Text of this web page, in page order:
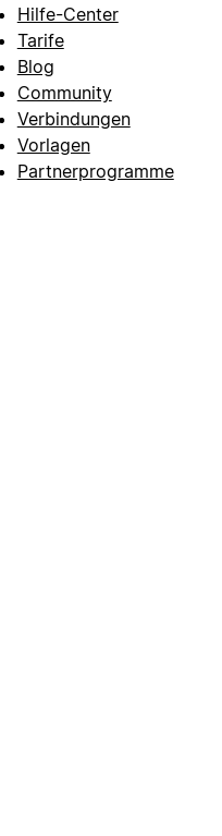
Hilfe-Center
Tarife
Blog
Community
Verbindungen
Vorlagen
Partnerprogramme